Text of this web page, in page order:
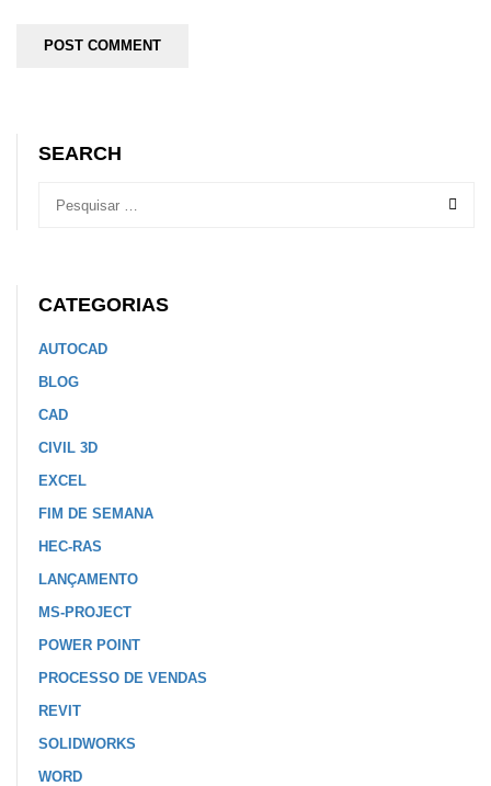
SEARCH
CATEGORIAS
AUTOCAD
BLOG
CAD
CIVIL 3D
EXCEL
FIM DE SEMANA
HEC-RAS
LANÇAMENTO
MS-PROJECT
POWER POINT
PROCESSO DE VENDAS
REVIT
SOLIDWORKS
WORD